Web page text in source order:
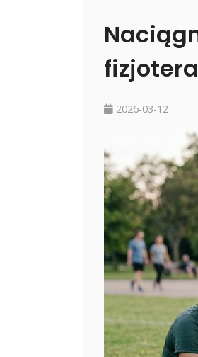
2026-03-12